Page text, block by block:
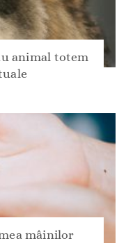
animal totem
mâinilor